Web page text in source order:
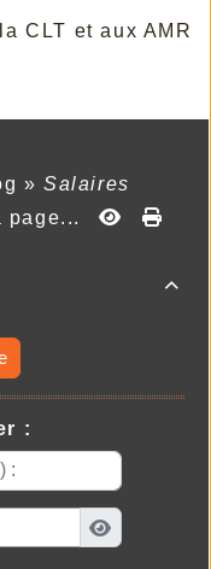
CLT et aux AMR
»Salaires
page...

: